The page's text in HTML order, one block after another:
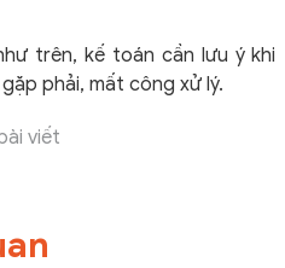
trên, kế toán cần lưu ý khi
phải, mất công xử lý.
viết